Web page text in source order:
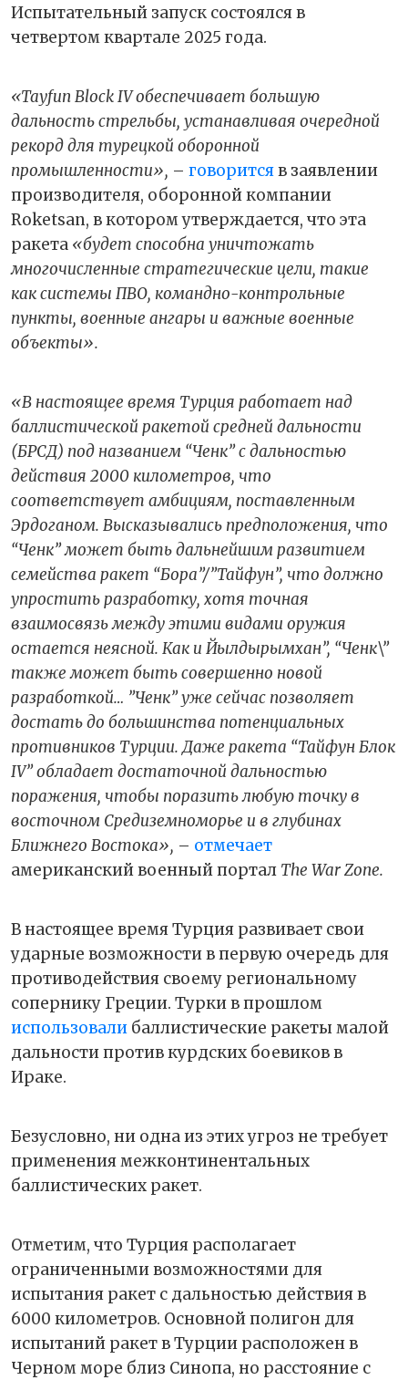
Испытательный запуск состоялся в
четвертом квартале 2025 года.
«Tayfun Block IV обеспечивает большую
дальность стрельбы, устанавливая очередной
рекорд для турецкой оборонной
промышленности», – говоритсяв заявлении
производителя, оборонной компании
Roketsan, в котором утверждается, что эта
ракета «будет способна уничтожать
многочисленные стратегические цели, такие
как системы ПВО, командно-контрольные
пункты, военные ангары и важные военные
объекты».
«В настоящее время Турция работает над
баллистической ракетой средней дальности
(БРСД) под названием “Ченк” с дальностью
действия 2000 километров, что
соответствует амбициям, поставленным
Эрдоганом. Высказывались предположения, что
“Ченк” может быть дальнейшим развитием
семейства ракет “Бора”/”Тайфун”, что должно
упростить разработку, хотя точная
взаимосвязь между этими видами оружия
остается неясной. Как и Йылдырымхан”, “Ченк\”
также может быть совершенно новой
разработкой… ”Ченк” уже сейчас позволяет
достать до большинства потенциальных
противников Турции. Даже ракета “Тайфун Блок
IV” обладает достаточной дальностью
поражения, чтобы поразить любую точку в
восточном Средиземноморье и в глубинах
Ближнего Востока», – отмечает
американский военный портал The War Zone.
В настоящее время Турция развивает свои
ударные возможности в первую очередь для
противодействия своему региональному
сопернику Греции. Турки в прошлом
использовали баллистические ракеты малой
дальности против курдских боевиков в
Ираке.
Безусловно, ни одна из этих угроз не требует
применения межконтинентальных
баллистических ракет.
Отметим, что Турция располагает
ограниченными возможностями для
испытания ракет с дальностью действия в
6000 километров. Основной полигон для
испытаний ракет в Турции расположен в
Черном море близ Синопа, но расстояние с